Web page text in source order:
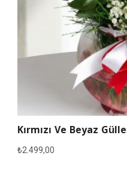
Kırmızı Ve Beyaz
₺2.499,00